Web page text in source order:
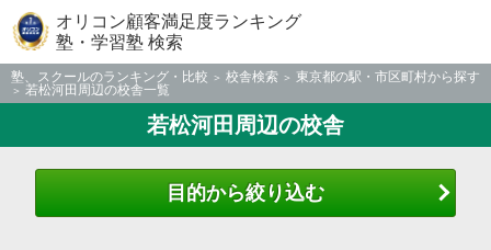
オリコン顧客満足度ランキング
塾・学習塾 検索
塾、スクールのランキング・比較 校舎検索
東京都の駅・市区町村から探す
若松河田周辺の校舎一覧
若松河田周辺の校舎
目的から絞り込む